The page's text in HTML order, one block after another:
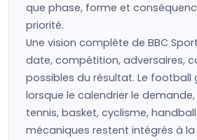
que phase, forme et
priorité.
Une vision complète de BBC
date, compétition, adversaires,
possibles du résultat. Le football
lorsque le calendrier le
tennis, basket, cyclisme,
mécaniques restent intégrés à